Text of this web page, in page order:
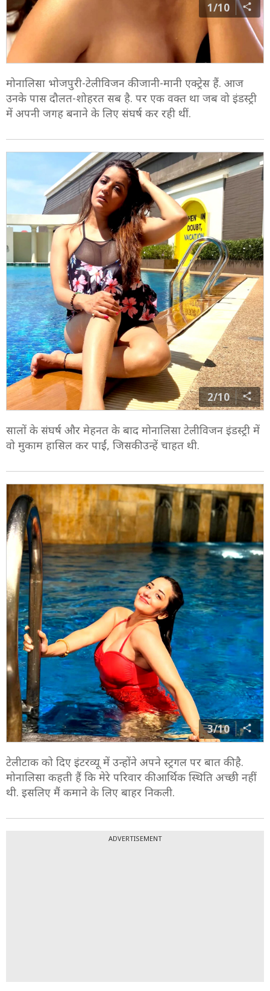
1/10
मोनालिसा भोजपुरी-टेलीविजन की जानी-मानी एक्ट्रेस हैं. आज
उनके पास दौलत-शोहरत सब है. पर एक वक्त था जब वो इंडस्ट्री
में अपनी जगह बनाने के लिए संघर्ष कर रही थीं.
2/10
सालों के संघर्ष और मेहनत के बाद मोनालिसा टेलीविजन इंडस्ट्री में
वो मुकाम हासिल कर पाईं, जिसकी उन्हें चाहत थी.
3/10
टेलीटाक को दिए इंटरव्यू में उन्होंने अपने स्ट्रगल पर बात की है.
मोनालिसा कहती हैं कि मेरे परिवार की आर्थिक स्थिति अच्छी नहीं
थी. इसलिए मैं कमाने के लिए बाहर निकली.
ADVERTISEMENT